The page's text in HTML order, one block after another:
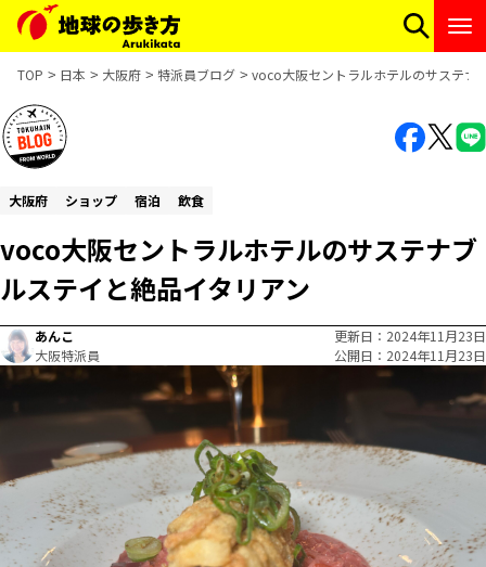
TOP 日本 大阪府 特派員ブログ voco大阪セントラルホテルのサステナ
大阪府 ショップ 宿泊 飲食
voco大阪セントラルホテルのサステナブ
ルステイと絶品イタリアン
あんこ
大阪特派員
更新日
2024年11月23日
公開日
2024年11月23日